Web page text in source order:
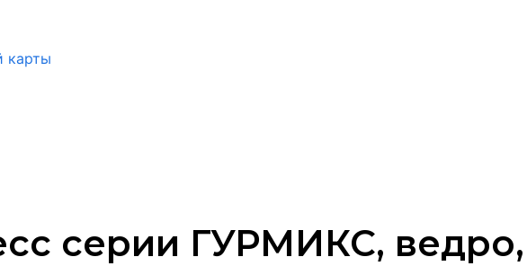
карты
серии ГУРМИКС, ведро,